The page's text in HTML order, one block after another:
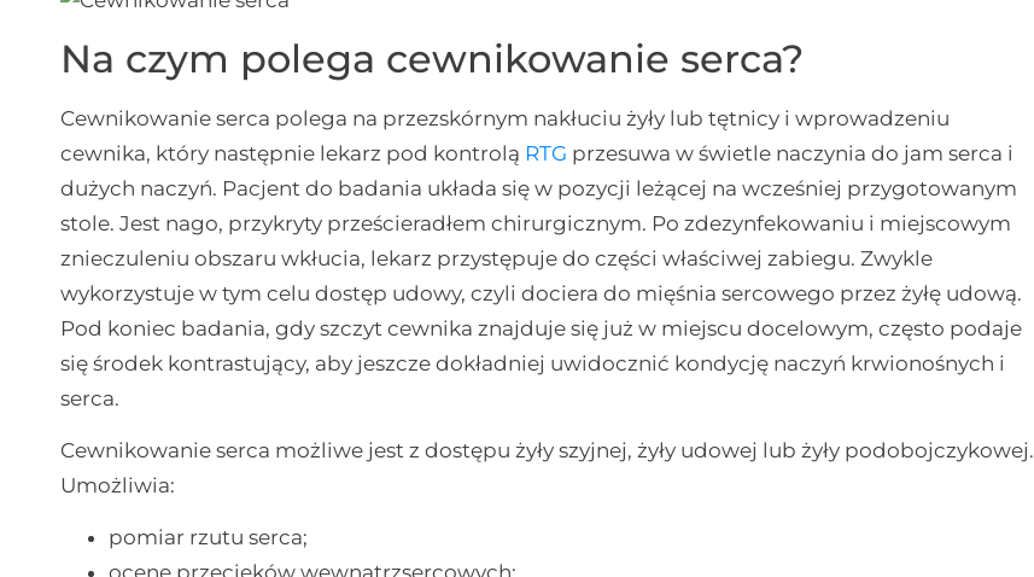
Na czym polega cewnikowanie serca?
Cewnikowanie serca polega na przezskórnym nakłuciu żyły lub tętnicy i wprowadzeniu
cewnika, który następnie lekarz pod kontrolą RTG przesuwa w świetle naczynia do jam serca i
dużych naczyń. Pacjent do badania układa się w pozycji leżącej na wcześniej przygotowanym
stole. Jest nago, przykryty prześcieradłem chirurgicznym. Po zdezynfekowaniu i miejscowym
znieczuleniu obszaru wkłucia, lekarz przystępuje do części właściwej zabiegu. Zwykle
wykorzystuje w tym celu dostęp udowy, czyli dociera do mięśnia sercowego przez żyłę udową.
Pod koniec badania, gdy szczyt cewnika znajduje się już w miejscu docelowym, często podaje
się środek kontrastujący, aby jeszcze dokładniej uwidocznić kondycję naczyń krwionośnych i
serca.
Cewnikowanie serca możliwe jest z dostępu żyły szyjnej, żyły udowej lub żyły podobojczykowej.
Umożliwia:
pomiar rzutu serca;